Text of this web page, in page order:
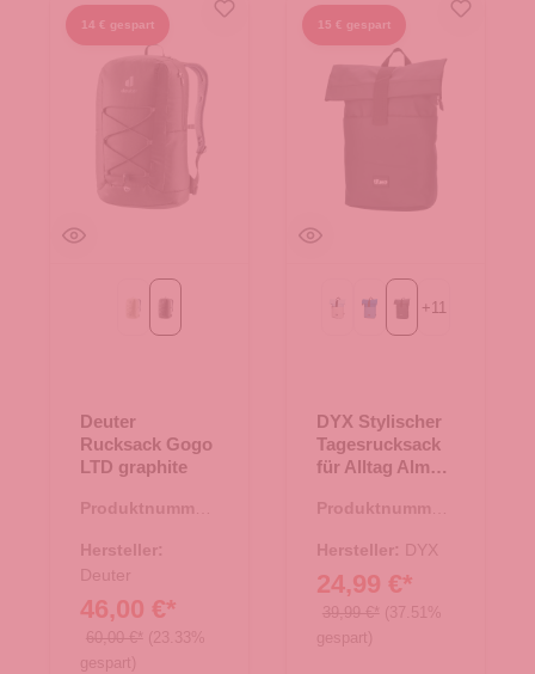
14 € gespart
Bonegraphite
Deuter
Rucksack Gogo
LTD graphite
Produktnummer:
Hersteller:
Deuter
46,00 €*
60,00 €* (23.33%
gespart)
15 € gespart
Beige-Blue
Blue-blueschwarz
+ 11
DYX Stylischer
Tagesrucksack
für Alltag Alma
Produktnummer:
Hersteller: DYX
24,99 €*
39,99 €* (37.51%
gespart)